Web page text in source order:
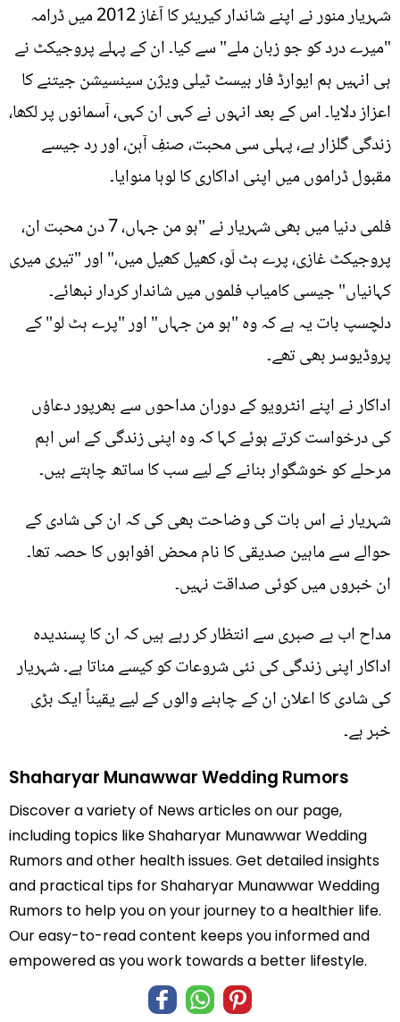
شہریار منور نے اپنے شاندار کیریئر کا آغاز 2012 میں ڈرامہ
"میرے درد کو جو زبان ملے" سے کیا۔ ان کے پہلے پروجیکٹ نے
ہی انہیں ہم ایوارڈ فار بیسٹ ٹیلی ویژن سینسیشن جیتنے کا
اعزاز دلایا۔ اس کے بعد انہوں نے کہی ان کہی، آسمانوں پر لکھا،
زندگی گلزار ہے، پہلی سی محبت، صنفِ آہن، اور رد جیسے
مقبول ڈراموں میں اپنی اداکاری کا لوہا منوایا۔
فلمی دنیا میں بھی شہریار نے "ہو من جہاں، 7 دن محبت ان،
پروجیکٹ غازی، پرے ہٹ لَو، کھیل کھیل میں،" اور "تیری میری
کہانیاں" جیسی کامیاب فلموں میں شاندار کردار نبھائے۔
دلچسپ بات یہ ہے کہ وہ "ہو من جہاں" اور "پرے ہٹ لو" کے
پروڈیوسر بھی تھے۔
اداکار نے اپنے انٹرویو کے دوران مداحوں سے بھرپور دعاؤں
کی درخواست کرتے ہوئے کہا کہ وہ اپنی زندگی کے اس اہم
مرحلے کو خوشگوار بنانے کے لیے سب کا ساتھ چاہتے ہیں۔
شہریار نے اس بات کی وضاحت بھی کی کہ ان کی شادی کے
حوالے سے ماہین صدیقی کا نام محض افواہوں کا حصہ تھا۔
ان خبروں میں کوئی صداقت نہیں۔
مداح اب بے صبری سے انتظار کر رہے ہیں کہ ان کا پسندیدہ
اداکار اپنی زندگی کی نئی شروعات کو کیسے مناتا ہے۔ شہریار
کی شادی کا اعلان ان کے چاہنے والوں کے لیے یقیناً ایک بڑی
خبر ہے۔
Shaharyar Munawwar Wedding Rumors
Discover a variety of News articles on our page,
including topics like Shaharyar Munawwar Wedding
Rumors and other health issues. Get detailed insights
and practical tips for Shaharyar Munawwar Wedding
Rumors to help you on your journey to a healthier life.
Our easy-to-read content keeps you informed and
empowered as you work towards a better lifestyle.